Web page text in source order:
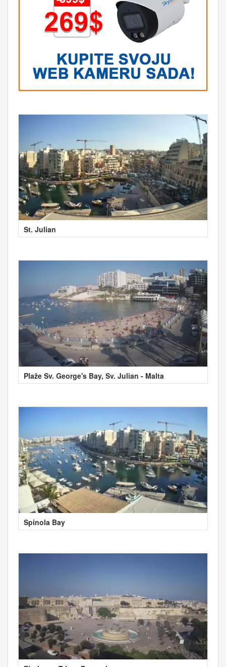
St. Julian
Plaže Sv. George's Bay, Sv. Julian - Malta
Spinola Bay